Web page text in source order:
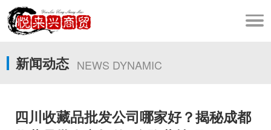
新闻动态 NEWS DYNAMIC
四川收藏品批发公司哪家好？揭秘成都